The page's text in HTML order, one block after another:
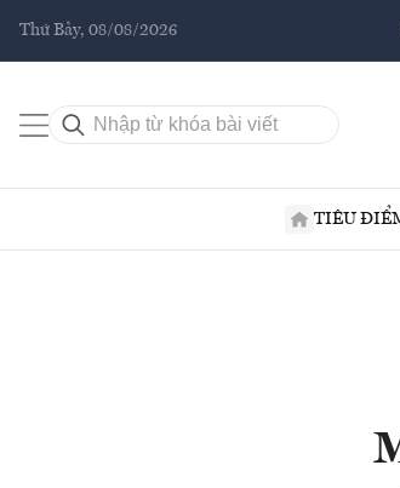
Thứ Bảy, 08/08/2026
TIÊU